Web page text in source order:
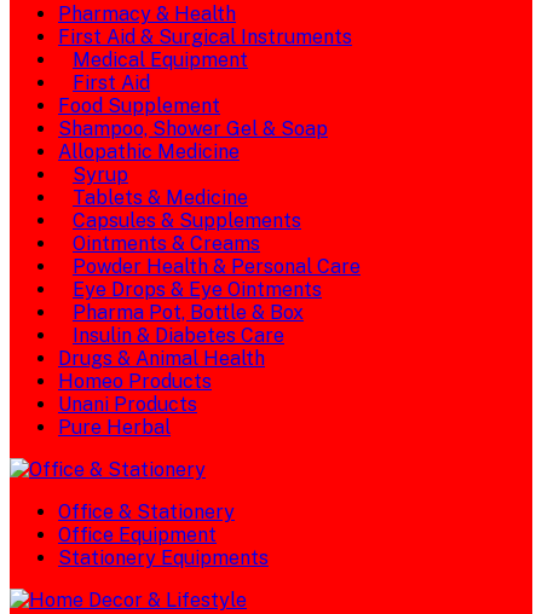
Pharmacy & Health
First Aid & Surgical Instruments
Medical Equipment
First Aid
Food Supplement
Shampoo, Shower Gel & Soap
Allopathic Medicine
Syrup
Tablets & Medicine
Capsules & Supplements
Ointments & Creams
Powder Health & Personal Care
Eye Drops & Eye Ointments
Pharma Pot, Bottle & Box
Insulin & Diabetes Care
Drugs & Animal Health
Homeo Products
Unani Products
Pure Herbal
Office & Stationery
Office Equipment
Stationery Equipments